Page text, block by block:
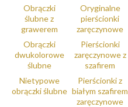
Obrączki
ślubne z
grawerem
Oryginalne
pierścionki
zaręczynowe
Obrączki
dwukolorowe
ślubne
Pierścionki
zaręczynowe z
szafirem
Nietypowe
obrączki ślubne
Pierścionki z
białym szafirem
zaręczynowe